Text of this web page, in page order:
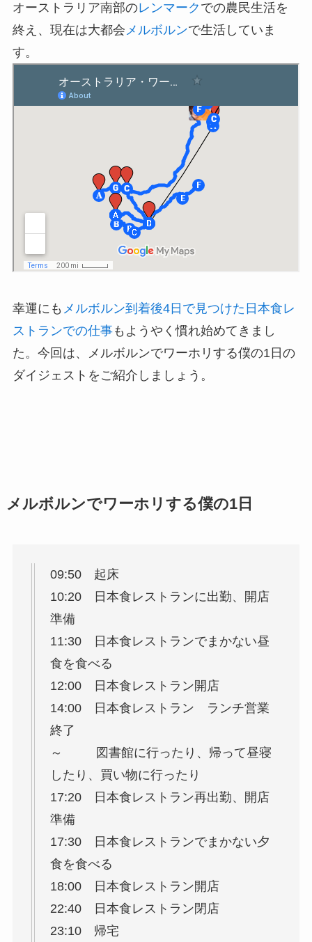
オーストラリア南部のレンマーク での農民生活を
終え、現在は大都会メルボルンで生活していま
す。
幸運にも メルボルン到着後4日で見つけた日本食レ
ストランでの仕事もようやく慣れ始めてきまし
た。今回は、メルボルンでワーホリする僕の1日の
ダイジェストをご紹介しましょう。
メルボルンでワーホリする僕の1日
09:50 起床
10:20 日本食レストランに出勤、開店
準備
11:30 日本食レストランでまかない昼
食を食べる
12:00 日本食レストラン開店
14:00 日本食レストラン ランチ営業
終了
～ 図書館に行ったり、帰って昼寝
したり、買い物に行ったり
17:20 日本食レストラン再出勤、開店
準備
17:30 日本食レストランでまかない夕
食を食べる
18:00 日本食レストラン開店
22:40 日本食レストラン閉店
23:10 帰宅